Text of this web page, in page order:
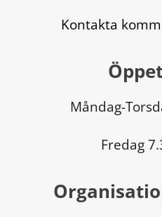
Kontakta
Måndag-
Fredag